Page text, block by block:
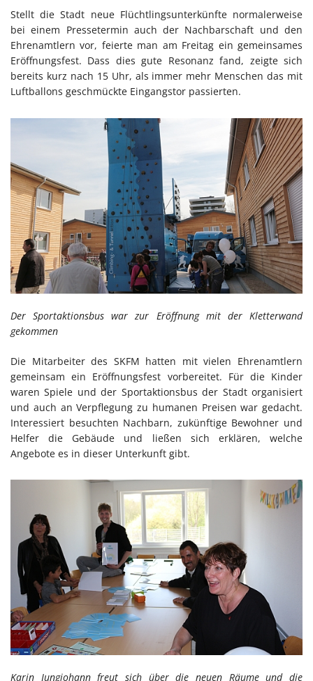
Stellt die Stadt neue Flüchtlingsunterkünfte normalerweise
bei einem Pressetermin auch der Nachbarschaft und den
Ehrenamtlern vor, feierte man am Freitag ein gemeinsames
Eröffnungsfest. Dass dies gute Resonanz fand, zeigte sich
bereits kurz nach 15 Uhr, als immer mehr Menschen das mit
Luftballons geschmückte Eingangstor passierten.
Der Sportaktionsbus war zur Eröffnung mit der Kletterwand
gekommen
Die Mitarbeiter des SKFM hatten mit vielen Ehrenamtlern
gemeinsam ein Eröffnungsfest vorbereitet. Für die Kinder
waren Spiele und der Sportaktionsbus der Stadt organisiert
und auch an Verpflegung zu humanen Preisen war gedacht.
Interessiert besuchten Nachbarn, zukünftige Bewohner und
Helfer die Gebäude und ließen sich erklären, welche
Angebote es in dieser Unterkunft gibt.
Karin Jungjohann freut sich über die neuen Räume und die